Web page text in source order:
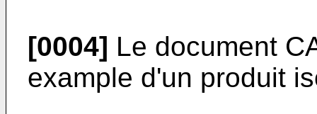
[0004] Le document
example d'un produit